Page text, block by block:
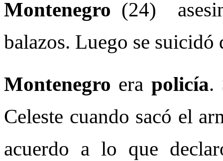
Montenegro (24)
balazos. Luego se suicidó
Montenegro era policía.
Celeste cuando sacó el
acuerdo a lo que